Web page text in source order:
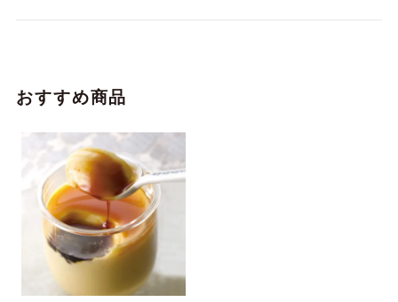
おすすめ商品